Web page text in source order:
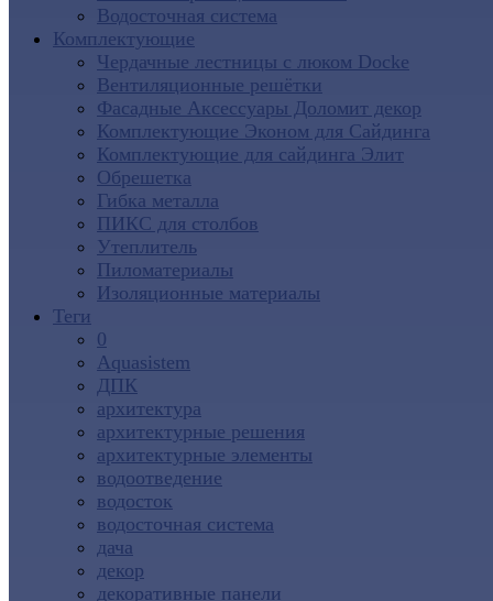
Водосточная система
Комплектующие
Чердачные лестницы с люком Docke
Вентиляционные решётки
Фасадные Аксессуары Доломит декор
Комплектующие Эконом для Сайдинга
Комплектующие для cайдинга Элит
Обрешетка
Гибка металла
ПИКС для столбов
Утеплитель
Пиломатериалы
Изоляционные материалы
Теги
0
Aquasistem
ДПК
архитектура
архитектурные решения
архитектурные элементы
водоотведение
водосток
водосточная система
дача
декор
декоративные панели